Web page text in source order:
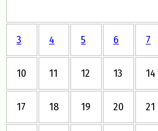
3 4 5 6 7
10 11 12 13 14
17 18 19 20 21